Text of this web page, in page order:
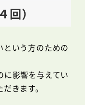
）
いう方のための
に影響を与えてい
きます。